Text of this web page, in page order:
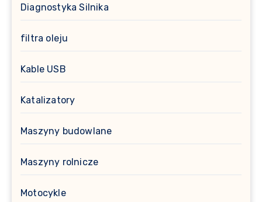
Diagnostyka Silnika
filtra oleju
Kable USB
Katalizatory
Maszyny budowlane
Maszyny rolnicze
Motocykle